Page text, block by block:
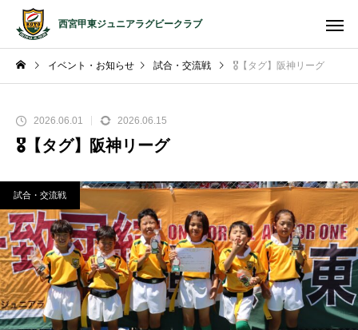
西宮甲東ジュニアラグビークラブ
イベント・お知らせ 試合・交流戦 🎖️【タグ】阪神リーグ
2026.06.01 2026.06.15
🎖️【タグ】阪神リーグ
試合・交流戦